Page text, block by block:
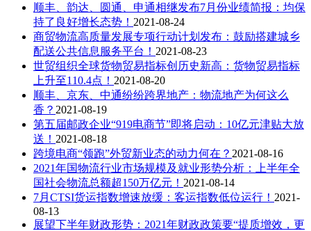
顺丰、韵达、圆通、申通相继发布7月份业绩简报：均保
持了良好增长态势！ 2021-08-24
商贸物流高质量发展专项行动计划发布：鼓励搭建城乡
配送公共信息服务平台！ 2021-08-23
世贸组织全球货物贸易指标创历史新高：货物贸易指标
上升至110.4点！ 2021-08-20
顺丰、京东、中通纷纷跨界地产：物流地产为何这么
香？ 2021-08-19
第五届邮政企业“919电商节”即将启动：10亿元津贴大放
送！ 2021-08-18
跨境电商“领跑”外贸新业态的动力何在？ 2021-08-16
2021年国物流行业市场规模及就业形势分析：上半年全
国社会物流总额超150万亿元！ 2021-08-14
7月CTSI货运指数增速放缓：客运指数低位运行！ 2021-
08-13
展望下半年财政形势：2021年财政政策要“提质增效，更